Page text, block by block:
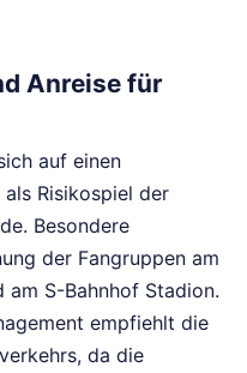
Anreise für
auf einen
Risikospiel der
Besondere
der Fangruppen am
S-Bahnhof Stadion.
empfiehlt die
da die